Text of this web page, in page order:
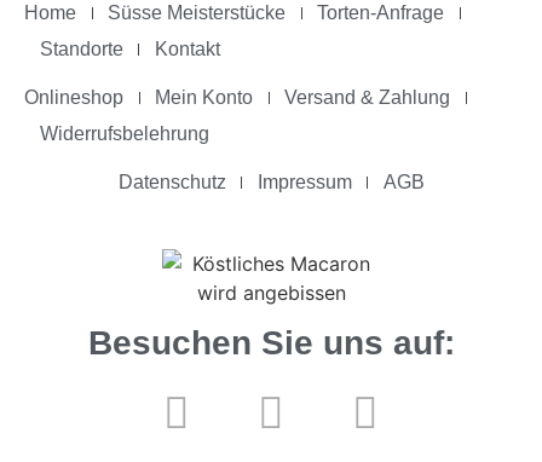
Home Süsse Meisterstücke
Torten-Anfrage
Standorte
Kontakt
Onlineshop Mein Konto
Versand & Zahlung
Widerrufsbelehrung
Datenschutz Impressum AGB
Besuchen Sie uns auf: